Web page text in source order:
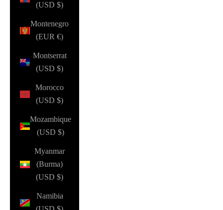
(USD $)
Montenegro
(EUR €)
Montserrat
(USD $)
Morocco
(USD $)
Mozambique
(USD $)
Myanmar
(Burma)
(USD $)
Namibia